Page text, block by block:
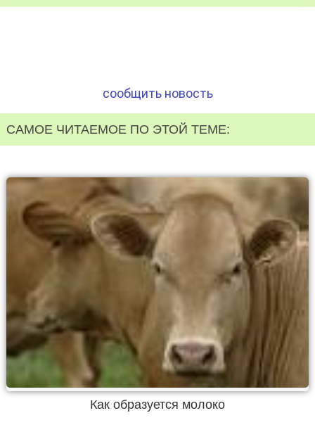
сообщить новость
САМОЕ ЧИТАЕМОЕ ПО ЭТОЙ ТЕМЕ:
Как образуется молоко